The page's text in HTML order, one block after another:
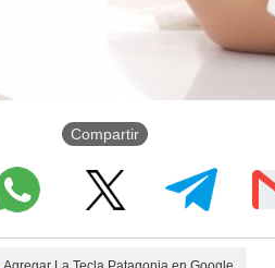
Compartir